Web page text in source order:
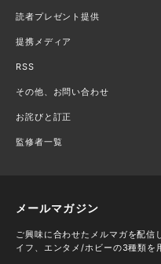
読者プレゼント提供
提携メディア
RSS
その他、お問い合わせ
お詫びと訂正
監修者一覧
メールマガジン
ご興味に合わせたメルマガを配
イフ、エンタメ/ホビーの3種類を